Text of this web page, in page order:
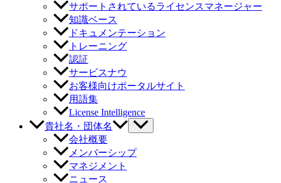
サポートされているライセンスマネージャー
知識ベース
ドキュメンテーション
トレーニング
認証
サービスナウ
お客様向けポータルサイト
用語集
License Intelligence
貴社名・団体名
会社概要
メンバーシップ
マネジメント
ニュース